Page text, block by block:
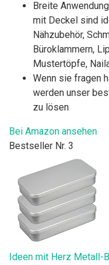
Breite
mit Deckel sind
Nähzubehör,
Büroklammern,
Mustertöpfe,
Wenn sie fragen
werden unser
zu lösen
Bei Amazon ansehen
Bestseller Nr. 3
Ideen mit Herz Metall-